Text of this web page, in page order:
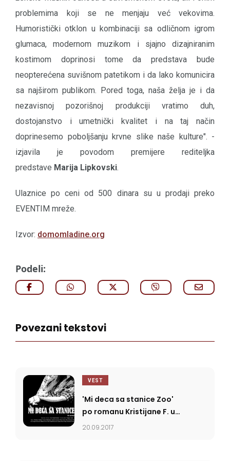
problemima koji se ne menjaju već vekovima.
Humoristički otklon u kombinaciji sa odličnom igrom
glumaca, modernom muzikom i sjajno dizajniranim
kostimom doprinosi tome da predstava bude
neopterećena suvišnom patetikom i da lako komunicira
sa najširom publikom. Pored toga, naša želja je i da
nezavisnoj pozorišnoj produkciji vratimo duh,
dostojanstvo i umetnički kvalitet i na taj način
doprinesemo poboljšanju krvne slike naše kulture". -
izjavila je povodom premijere rediteljka
predstave Marija Lipkovski.
Ulaznice po ceni od 500 dinara su u prodaji preko
EVENTIM mreže.
Izvor: domomladine.org
Podeli:
Povezani tekstovi
VEST
'Mi deca sa stanice Zoo'
po romanu Kristijane F. u
Domu omladine
20.09.2017